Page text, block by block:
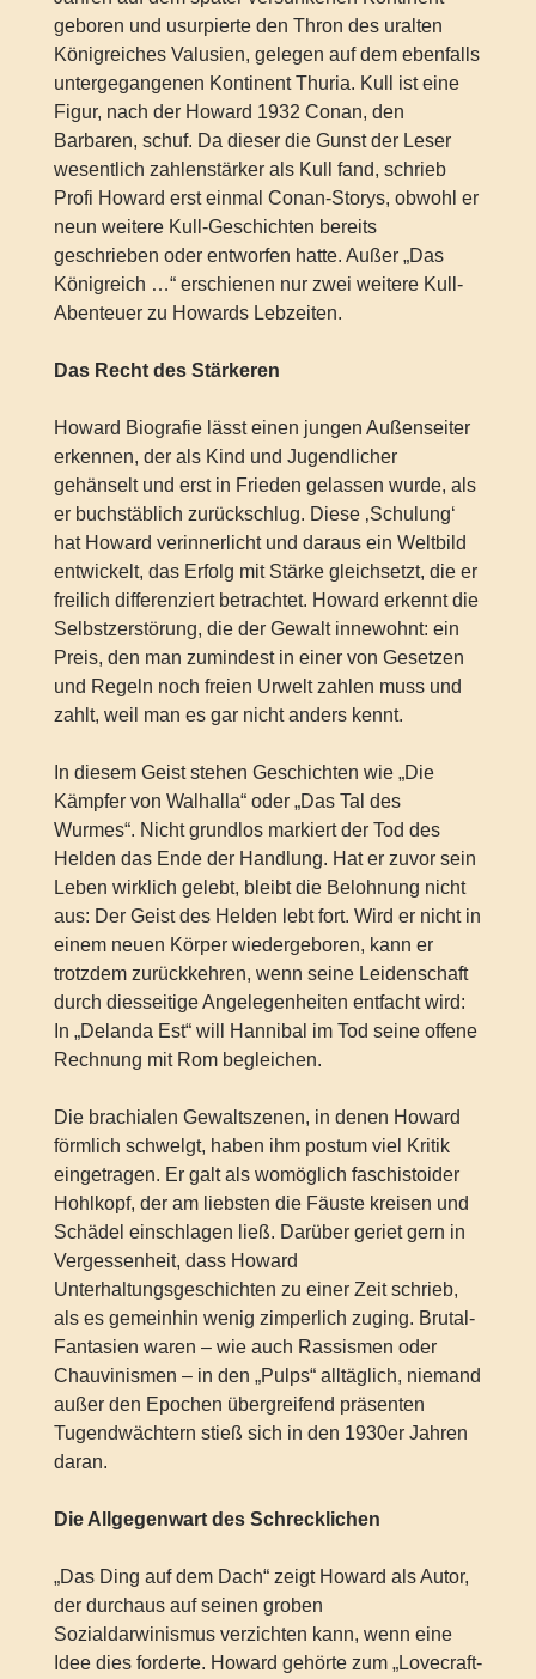
geboren und usurpierte den Thron des uralten
Königreiches Valusien, gelegen auf dem ebenfalls
untergegangenen Kontinent Thuria. Kull ist eine
Figur, nach der Howard 1932 Conan, den
Barbaren, schuf. Da dieser die Gunst der Leser
wesentlich zahlenstärker als Kull fand, schrieb
Profi Howard erst einmal Conan-Storys, obwohl er
neun weitere Kull-Geschichten bereits
geschrieben oder entworfen hatte. Außer „Das
Königreich …“ erschienen nur zwei weitere Kull-
Abenteuer zu Howards Lebzeiten.
Das Recht des Stärkeren
Howard Biografie lässt einen jungen Außenseiter
erkennen, der als Kind und Jugendlicher
gehänselt und erst in Frieden gelassen wurde, als
er buchstäblich zurückschlug. Diese ‚Schulung‘
hat Howard verinnerlicht und daraus ein Weltbild
entwickelt, das Erfolg mit Stärke gleichsetzt, die er
freilich differenziert betrachtet. Howard erkennt die
Selbstzerstörung, die der Gewalt innewohnt: ein
Preis, den man zumindest in einer von Gesetzen
und Regeln noch freien Urwelt zahlen muss und
zahlt, weil man es gar nicht anders kennt.
In diesem Geist stehen Geschichten wie „Die
Kämpfer von Walhalla“ oder „Das Tal des
Wurmes“. Nicht grundlos markiert der Tod des
Helden das Ende der Handlung. Hat er zuvor sein
Leben wirklich gelebt, bleibt die Belohnung nicht
aus: Der Geist des Helden lebt fort. Wird er nicht in
einem neuen Körper wiedergeboren, kann er
trotzdem zurückkehren, wenn seine Leidenschaft
durch diesseitige Angelegenheiten entfacht wird:
In „Delanda Est“ will Hannibal im Tod seine offene
Rechnung mit Rom begleichen.
Die brachialen Gewaltszenen, in denen Howard
förmlich schwelgt, haben ihm postum viel Kritik
eingetragen. Er galt als womöglich faschistoider
Hohlkopf, der am liebsten die Fäuste kreisen und
Schädel einschlagen ließ. Darüber geriet gern in
Vergessenheit, dass Howard
Unterhaltungsgeschichten zu einer Zeit schrieb,
als es gemeinhin wenig zimperlich zuging. Brutal-
Fantasien waren – wie auch Rassismen oder
Chauvinismen – in den „Pulps“ alltäglich, niemand
außer den Epochen übergreifend präsenten
Tugendwächtern stieß sich in den 1930er Jahren
daran.
Die Allgegenwart des Schrecklichen
„Das Ding auf dem Dach“ zeigt Howard als Autor,
der durchaus auf seinen groben
Sozialdarwinismus verzichten kann, wenn eine
Idee dies forderte. Howard gehörte zum „Lovecraft-